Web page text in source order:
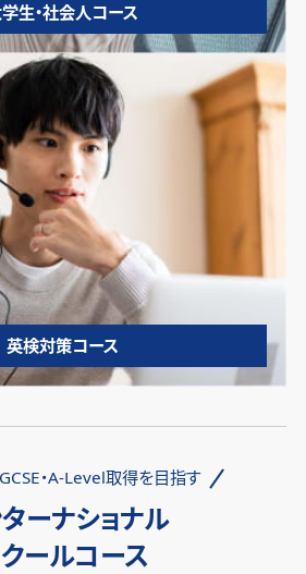
生・社会人コース
英検対策コース
・A-Level取得を目指す
ーナショナル
ールコース